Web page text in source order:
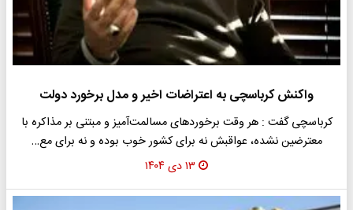
واکنش کرباسچی به اعتراضات اخیر و مدل برخورد دولت
کرباسچی گفت : هر وقت برخوردهای مسالمت‌آمیز و مبتنی بر مذاکره با
معترضین نشده، عواقبش نه برای کشور خوب بوده و نه برای مع…
۱۳ دی ۱۴۰۴